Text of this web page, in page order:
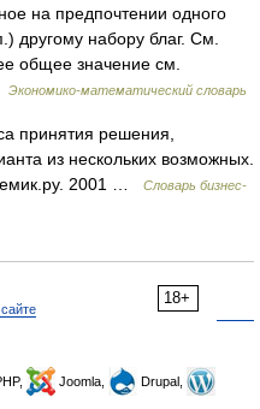
на предпочтении одного
другому набору благ. См.
общее значение см.
Экономико-математический словарь
принятия решения,
из нескольких возможных.
2001 …
Словарь бизнес-
18+
Joomla,
Drupal,